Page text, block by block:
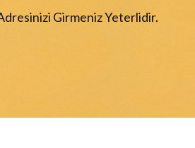
Girmeniz Yeterlidir.